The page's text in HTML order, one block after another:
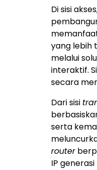
Di sisi
yang lebih
melalui
interaktif.
secara
Dari sisi
serta
router
IP